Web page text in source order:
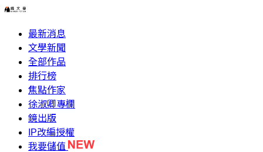
最新消息
文學新聞
全部作品
排行榜
焦點作家
徐淑卿專欄
鏡出版
IP改編授權
我要儲值